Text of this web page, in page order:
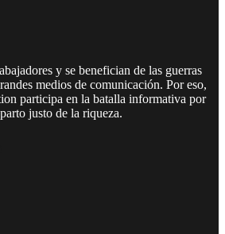
y se benefician de las guerras
medios de comunicación. Por eso,
participa en la batalla informativa por
justo de la riqueza.